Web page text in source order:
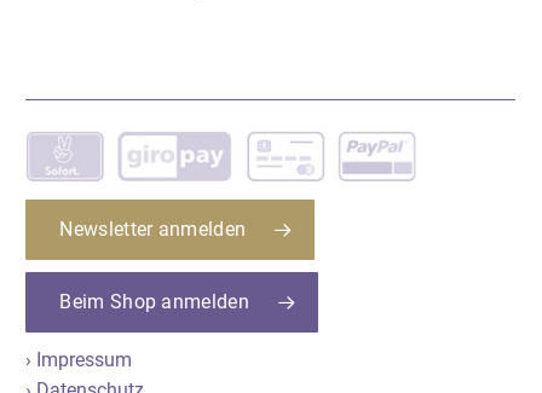
Newsletter anmelden
Beim Shop anmelden
› Impressum